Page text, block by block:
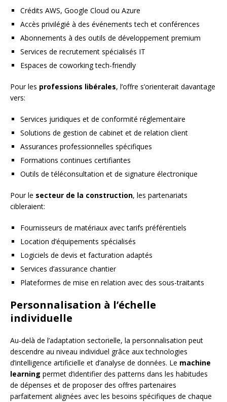
Crédits AWS, Google Cloud ou Azure
Accès privilégié à des événements tech et conférences
Abonnements à des outils de développement premium
Services de recrutement spécialisés IT
Espaces de coworking tech-friendly
Pour les professions libérales, l’offre s’orienterait davantage
vers:
Services juridiques et de conformité réglementaire
Solutions de gestion de cabinet et de relation client
Assurances professionnelles spécifiques
Formations continues certifiantes
Outils de téléconsultation et de signature électronique
Pour le secteur de la construction, les partenariats
cibleraient:
Fournisseurs de matériaux avec tarifs préférentiels
Location d’équipements spécialisés
Logiciels de devis et facturation adaptés
Services d’assurance chantier
Plateformes de mise en relation avec des sous-traitants
Personnalisation à l’échelle
individuelle
Au-delà de l’adaptation sectorielle, la personnalisation peut
descendre au niveau individuel grâce aux technologies
d’intelligence artificielle et d’analyse de données. Le machine
learning permet d’identifier des patterns dans les habitudes
de dépenses et de proposer des offres partenaires
parfaitement alignées avec les besoins spécifiques de chaque